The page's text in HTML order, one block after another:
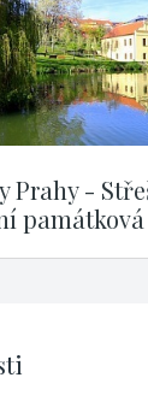
Prahy -
památková